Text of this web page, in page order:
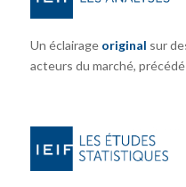
Un éclairage original sur
acteurs du marché,